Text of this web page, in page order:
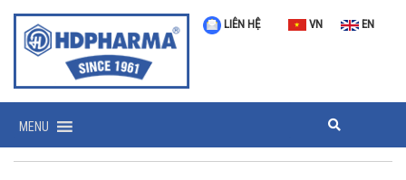
LIÊN HỆ VN EN
MENU